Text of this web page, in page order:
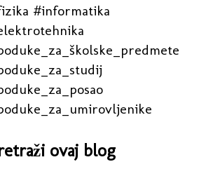
#informatika
ovaj blog